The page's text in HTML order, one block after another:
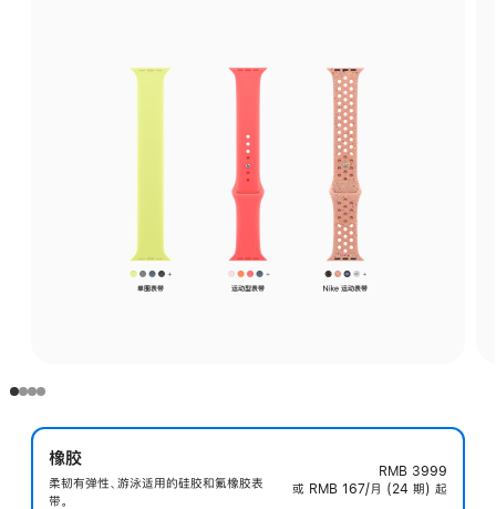
橡胶
柔韧有弹性、游泳适用的硅胶和氟橡胶表
带。
RMB 3999
或 RMB 167/月 (24 期) 起